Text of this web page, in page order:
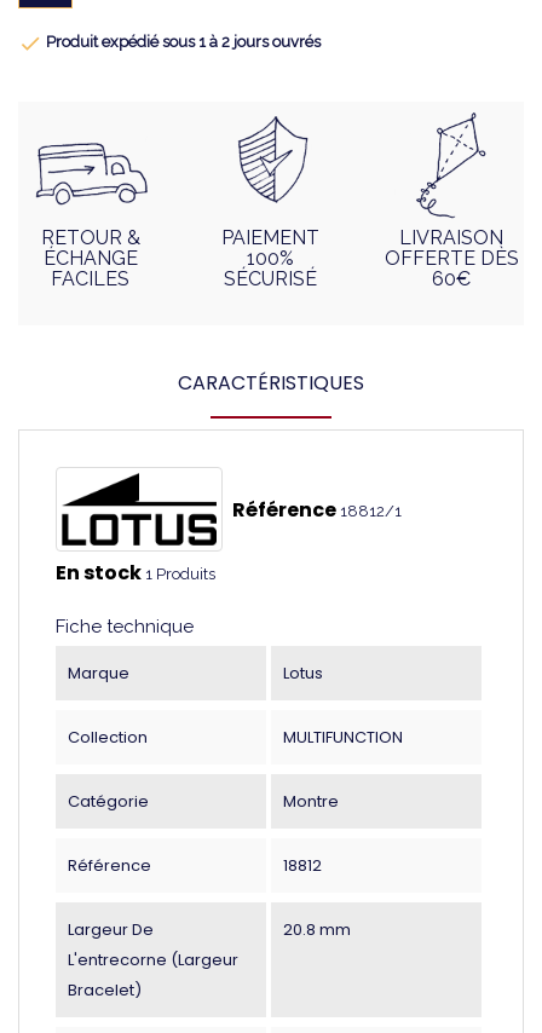
 Produit expédié sous 1 à 2 jours ouvrés
RETOUR &
ÉCHANGE
FACILES
PAIEMENT
100%
SÉCURISÉ
LIVRAISON
OFFERTE DÈS
60€
CARACTÉRISTIQUES
Référence 18812/1
En stock 1 Produits
Fiche technique
Marque Lotus
Collection MULTIFUNCTION
Catégorie Montre
Référence 18812
Largeur De
L'entrecorne (largeur
Bracelet)
20.8 mm